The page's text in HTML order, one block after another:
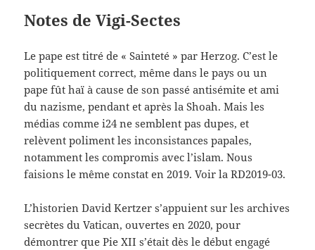
Notes de Vigi-Sectes
Le pape est titré de « Sainteté » par Herzog. C’est le
politiquement correct, même dans le pays ou un
pape fût haï à cause de son passé antisémite et ami
du nazisme, pendant et après la Shoah. Mais les
médias comme i24 ne semblent pas dupes, et
relèvent poliment les inconsistances papales,
notamment les compromis avec l’islam. Nous
faisions le même constat en 2019. Voir la RD2019-03.
L’historien David Kertzer s’appuient sur les archives
secrètes du Vatican, ouvertes en 2020, pour
démontrer que Pie XII s’était dès le début engagé